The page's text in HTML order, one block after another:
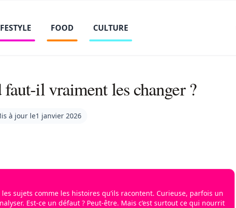
FOOD CULTURE
il vraiment les changer ?
à jour le1 janvier 2026
sujets comme les histoires qu’ils racontent. Curieuse, parfois un
Est-ce un défaut ? Peut-être. Mais c’est surtout ce qui nourrit